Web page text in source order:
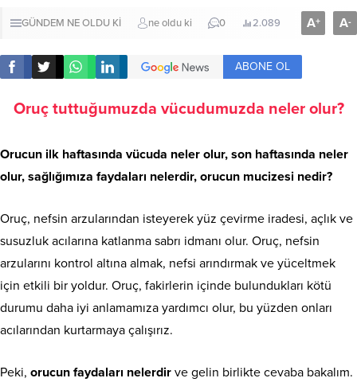
GÜNDEM NE OLDU Kİ ne oldu ki 0 2.089 A+ A-
ABONE OL
Oruç tuttuğumuzda vücudumuzda neler olur?
Orucun ilk haftasında vücuda neler olur, son haftasında neler
olur, sağlığımıza faydaları nelerdir, orucun mucizesi nedir?
Oruç, nefsin arzularından isteyerek yüz çevirme iradesi, açlık ve
susuzluk acılarına katlanma sabrı idmanı olur. Oruç, nefsin
arzularını kontrol altına almak, nefsi arındırmak ve yüceltmek
için etkili bir yoldur. Oruç, fakirlerin içinde bulundukları kötü
durumu daha iyi anlamamıza yardımcı olur, bu yüzden onları
acılarından kurtarmaya çalışırız.
Peki, orucun faydaları nelerdir ve gelin birlikte cevaba bakalım.